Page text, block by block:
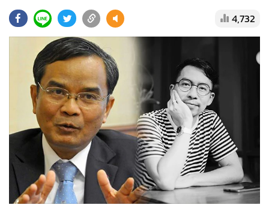
• CbizReview
• Cyber BIZ
ผู้จัดกวน
Good health & Well-being
Green Innovation & SD
Management & HR
• MGR Live
Infographic
•
การเมือง
ท่องเที่ยว
• กีฬา
4,732